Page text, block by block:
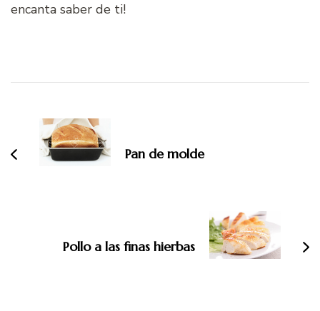
encanta saber de ti!
entradas
Pan de molde
Pollo a las finas hierbas